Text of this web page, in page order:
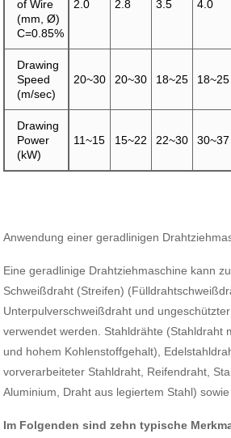
of Wire
(mm, Ø)
C=0.85%
2.0 2.8 3.5 4.0
Drawing
Speed
(m/sec)
20~30 20~30 18~25 18~25
Drawing
Power
(kW)
11~15 15~22 22~30 30~37
Anwendung einer geradlinigen
Eine geradlinige Drahtziehmaschine kann
Schweißdraht (Streifen)
Unterpulverschweißdraht und
verwendet werden. Stahldrähte (Stahldraht
und hohem Kohlenstoffgehalt),
vorverarbeiteter Stahldraht, Reifendraht,
Aluminium, Draht aus legiertem Stahl)
Im Folgenden sind zehn typische